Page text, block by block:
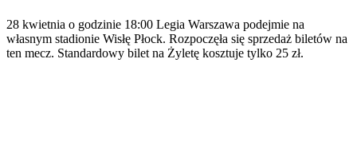
28 kwietnia o godzinie 18:00 Legia Warszawa podejmie na
własnym stadionie Wisłę Płock. Rozpoczęła się sprzedaż biletów na
ten mecz. Standardowy bilet na Żyletę kosztuje tylko 25 zł.